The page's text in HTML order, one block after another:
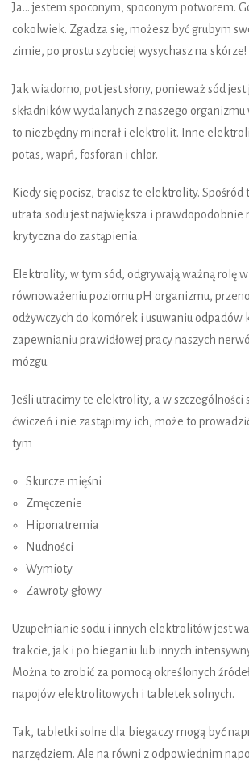
Ja... jestem spoconym, spoconym potworem.
cokolwiek. Zgadza się, możesz być grubym
zimie, po prostu szybciej wysychasz na skórze!
Jak wiadomo, pot jest słony, ponieważ sód
składników wydalanych z naszego organizmu
to niezbędny minerał i elektrolit. Inne
potas, wapń, fosforan i chlor.
Kiedy się pocisz, tracisz te elektrolity.
utrata sodu jest największa i prawdopodobnie
krytyczna do zastąpienia.
Elektrolity, w tym sód, odgrywają ważną rolę
równoważeniu poziomu pH organizmu,
odżywczych do komórek i usuwaniu odpadów
zapewnianiu prawidłowej pracy naszych
mózgu.
Jeśli utracimy te elektrolity, a w szczególności
ćwiczeń i nie zastąpimy ich, może to
tym
Skurcze mięśni
Zmęczenie
Hiponatremia
Nudności
Wymioty
Zawroty głowy
Uzupełnianie sodu i innych elektrolitów jest
trakcie, jak i po bieganiu lub innych
Można to zrobić za pomocą określonych
napojów elektrolitowych i tabletek solnych.
Tak, tabletki solne dla biegaczy mogą być
narzędziem. Ale na równi z odpowiednim